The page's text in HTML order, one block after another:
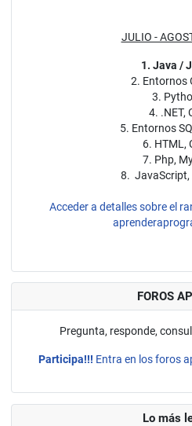
JULIO -
1. Java /
2. Entornos
3.
4. .NET,
5. Entornos
6. HTML,
7. Php,
8. JavaScript,
Acceder a detalles sobre el
FOROS
Pregunta, responde,
Participa!!! Entra en los foros
Lo más